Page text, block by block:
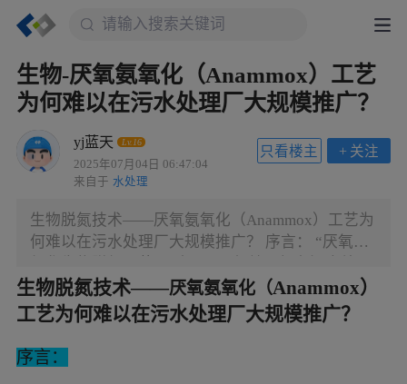
生物-厌氧氨氧化（Anammox）工艺
为何难以在污水处理厂大规模推广？
yj蓝天 Lv.16
2025年07月04日 06:47:04
来自于 水处理
+ 关注
只看楼主
生物脱氮技术——厌氧氨氧化（Anammox）工艺为
何难以在污水处理厂大规模推广？ 序言： “厌氧氨
厂实际运用了，但推广率极低，在国内很难找到几
座运用该技术的污水处理厂。从它的原理可以知
道，相比传统的硝化、反硝化脱氮工艺，其具有低
能耗（可无需大量曝气）、无需碳源（自养微生
物）两个巨大的优势，采用该处理工艺，脱氮运行
生物脱氮技术——厌氧氨氧化（Anammox）
工艺为何难以在污水处理厂大规模推广？
序言：